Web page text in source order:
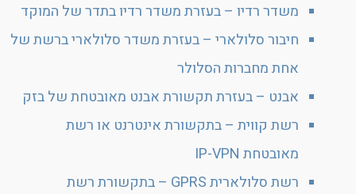
משדר רדיו – בעזרת משדר רדיו בתדר של המוקד
חיבור סלולארי – בעזרת משדר סלולארי ברשת של
אחת מחברות הסלולר
אבנט – בעזרת תקשורת אבנט מאובטחת של בזק
רשת קווית – בתקשורת אינטרנט או רשת
מאובטחת IP-VPN
רשת סלולארית GPRS – בתקשורת רשת